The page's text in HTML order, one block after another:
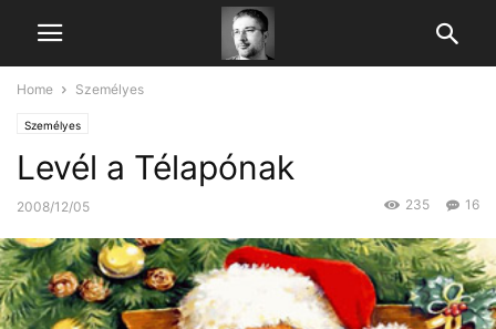
Home Személyes
Személyes
Levél a Télapónak
2008/12/05 16
235